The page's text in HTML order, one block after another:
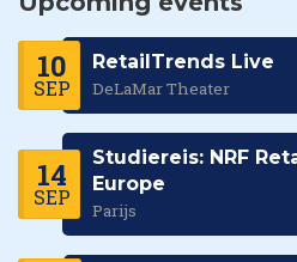
10
SEP
RetailTrends Live
DeLaMar Theater
14
SEP
Studiereis: NRF
Europe
Parijs